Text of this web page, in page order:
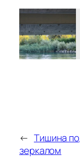
← Тишина
зеркалом